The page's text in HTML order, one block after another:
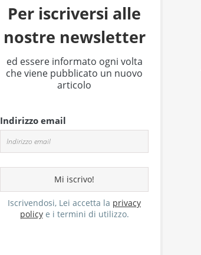
Per iscriversi alle
nostre newsletter
ed essere informato ogni volta
che viene pubblicato un nuovo
articolo
Indirizzo email
Iscrivendosi, Lei accetta la privacy
policye i termini di utilizzo.